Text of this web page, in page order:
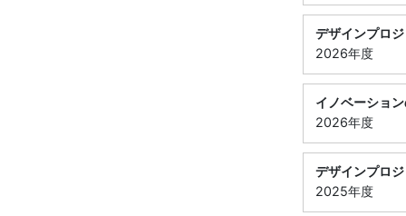
デザインプロ
2026年度
イノベーショ
2026年度
デザインプロ
2025年度